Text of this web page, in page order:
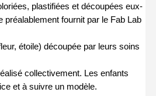
plastifiées et découpées eux-
préalablement fournit par le Fab Lab
étoile) découpée par leurs soins
collectivement. Les enfants
et à suivre un modèle.